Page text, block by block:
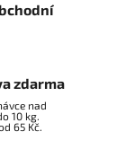
zdarma
nad
10 kg.
65 Kč.